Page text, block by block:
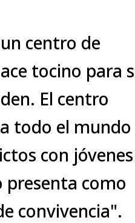
centro de
tocino para
El centro
todo el mundo
con jóvenes
presenta como
convivencia".